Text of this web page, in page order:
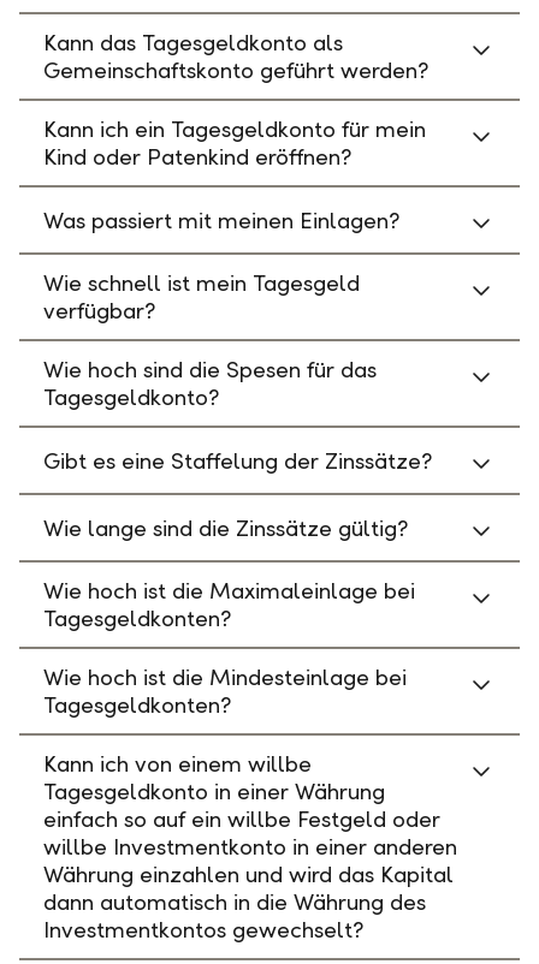
Kann das Tagesgeldkonto als
Gemeinschaftskonto geführt werden?
Kann ich ein Tagesgeldkonto für mein
Kind oder Patenkind eröffnen?
Was passiert mit meinen Einlagen?
Wie schnell ist mein Tagesgeld
verfügbar?
Wie hoch sind die Spesen für das
Tagesgeldkonto?
Gibt es eine Staffelung der Zinssätze?
Wie lange sind die Zinssätze gültig?
Wie hoch ist die Maximaleinlage bei
Tagesgeldkonten?
Wie hoch ist die Mindesteinlage bei
Tagesgeldkonten?
Kann ich von einem willbe
Tagesgeldkonto in einer Währung
einfach so auf ein willbe Festgeld oder
willbe Investmentkonto in einer anderen
Währung einzahlen und wird das Kapital
dann automatisch in die Währung des
Investmentkontos gewechselt?